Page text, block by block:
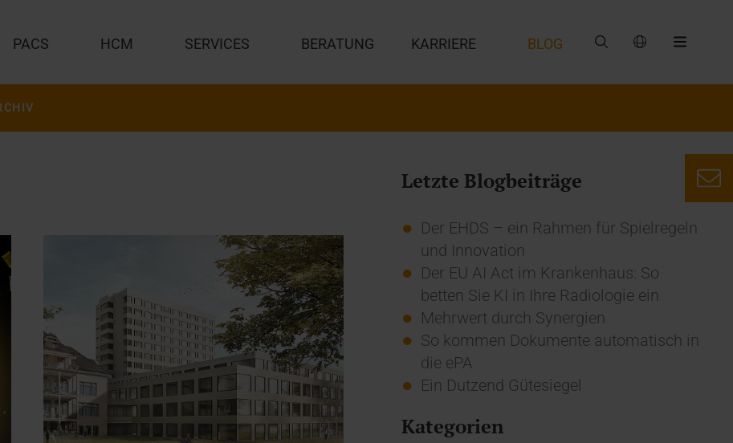
PACS HCM SERVICES BERATUNG KARRIERE BLOG
Letzte Blogbeiträge
Der EHDS – ein Rahmen für Spielregeln
und Innovation
Der EU AI Act im Krankenhaus: So
betten Sie KI in Ihre Radiologie ein
Mehrwert durch Synergien
So kommen Dokumente automatisch in
die ePA
Ein Dutzend Gütesiegel
Kategorien